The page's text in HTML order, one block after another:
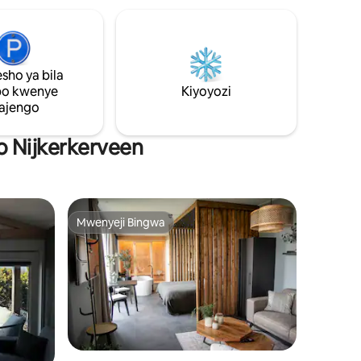
cha
la
na
Zwartebroek, unaweza kufurahia
matembezi na kuendesha baiskeli. Kaa
ya bila
kwenye
Kiyoyozi
Nijkerkerveen
Mwenyeji Bingwa
Mwenyeji Bingwa